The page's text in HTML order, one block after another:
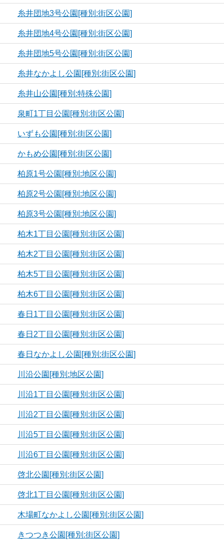
糸井団地3号公園[種別:街区公園]
糸井団地4号公園[種別:街区公園]
糸井団地5号公園[種別:街区公園]
糸井なかよし公園[種別:街区公園]
糸井山公園[種別:特殊公園]
泉町1丁目公園[種別:街区公園]
いずも公園[種別:街区公園]
かもめ公園[種別:街区公園]
柏原1号公園[種別:地区公園]
柏原2号公園[種別:地区公園]
柏原3号公園[種別:地区公園]
柏木1丁目公園[種別:街区公園]
柏木2丁目公園[種別:街区公園]
柏木5丁目公園[種別:街区公園]
柏木6丁目公園[種別:街区公園]
春日1丁目公園[種別:街区公園]
春日2丁目公園[種別:街区公園]
春日なかよし公園[種別:街区公園]
川沿公園[種別:地区公園]
川沿1丁目公園[種別:街区公園]
川沿2丁目公園[種別:街区公園]
川沿5丁目公園[種別:街区公園]
川沿6丁目公園[種別:街区公園]
啓北公園[種別:街区公園]
啓北1丁目公園[種別:街区公園]
木場町なかよし公園[種別:街区公園]
きつつき公園[種別:街区公園]